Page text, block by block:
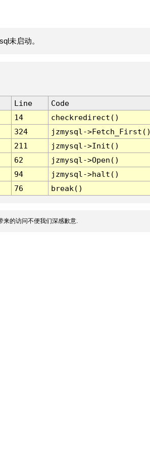
未启动。
Line
Code
14
checkredirect()
324
jzmysql-
211
jzmysql->Init()
62
jzmysql->Open()
94
jzmysql->halt()
76 break()
的访问不便我们深感歉意.